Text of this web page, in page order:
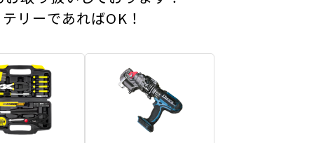
リーであればOK！